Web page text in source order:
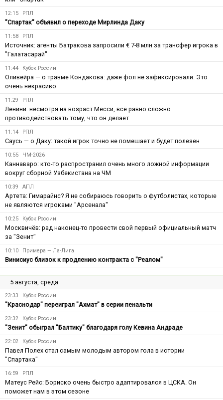
12:15 РПЛ
"Спартак" объявил о переходе Мирлинда Даку
11:58 РПЛ
Источник: агенты Батракова запросили € 7-8 млн за трансфер игрока в
"Галатасарай"
11:44 Кубок России
Оливейра — о травме Кондакова: даже фол не зафиксировали. Это
очень некрасиво
11:29 РПЛ
Ленини: несмотря на возраст Месси, всё равно сложно
противодействовать тому, что он делает
11:14 РПЛ
Саусь — о Даку: такой игрок точно не помешает и будет полезен
10:55 ЧМ-2026
Каннаваро: кто-то распространил очень много ложной информации
вокруг сборной Узбекистана на ЧМ
10:39 АПЛ
Артета: Гимарайнс? Я не собираюсь говорить о футболистах, которые
не являются игроками "Арсенала"
10:25 Кубок России
Москвичёв: рад наконец-то провести свой первый официальный матч
за "Зенит"
10:10 Примера — Ла-Лига
Винисиус близок к продлению контракта с "Реалом"
5 августа, среда
23:33 Кубок России
"Краснодар" переиграл "Ахмат" в серии пенальти
23:32 Кубок России
"Зенит" обыграл "Балтику" благодаря голу Кевина Андраде
22:02 Кубок России
Павел Полех стал самым молодым автором гола в истории
"Спартака"
16:59 РПЛ
Матеус Рейс: Бориско очень быстро адаптировался в ЦСКА. Он
поможет нам в этом сезоне